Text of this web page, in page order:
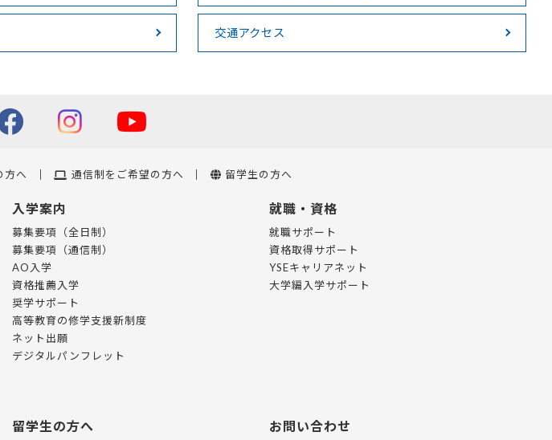
交通アクセス
方へ 通信制をご希望の方へ 留学生の方へ
入学案内
募集要項（全日制）
募集要項（通信制）
AO入学
資格推薦入学
奨学サポート
高等教育の修学支援新制度
ネット出願
デジタルパンフレット
就職・資格
就職サポート
資格取得サポート
YSEキャリアネット
大学編入学サポート
留学生の方へ お問い合わせ